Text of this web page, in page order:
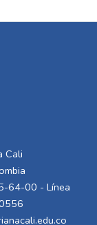
Cali
64-00 - Línea